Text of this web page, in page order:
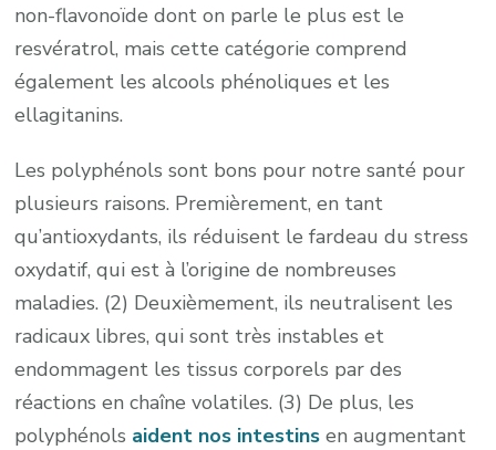
non-flavonoïde dont on parle le plus est le
resvératrol, mais cette catégorie comprend
également les alcools phénoliques et les
ellagitanins.
Les polyphénols sont bons pour notre santé pour
plusieurs raisons. Premièrement, en tant
qu’antioxydants, ils réduisent le fardeau du stress
oxydatif, qui est à l’origine de nombreuses
maladies. (2) Deuxièmement, ils neutralisent les
radicaux libres, qui sont très instables et
endommagent les tissus corporels par des
réactions en chaîne volatiles. (3) De plus, les
polyphénols aident nos intestinsen augmentant